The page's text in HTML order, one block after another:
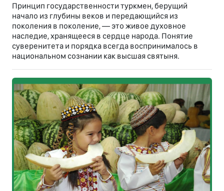
Принцип государственности туркмен, берущий
начало из глубины веков и передающийся из
поколения в поколение, — это живое духовное
наследие, хранящееся в сердце народа. Понятие
суверенитета и порядка всегда воспринималось в
национальном сознании как высшая святыня.